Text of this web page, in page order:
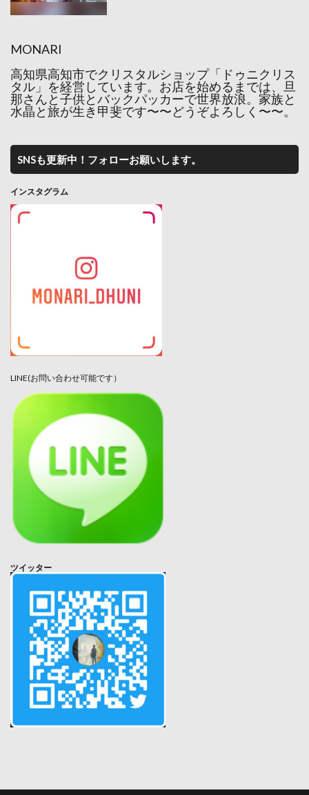
MONARI
高知県高知市でクリスタルショップ「ドゥニクリス
タル」を経営しています。お店を始めるまでは、旦
那さんと子供とバックパッカーで世界放浪。家族と
水晶と旅が生き甲斐です〜〜どうぞよろしく〜〜。
SNSも更新中！フォローお願いします。
インスタグラム
LINE(お問い合わせ可能です）
ツイッター